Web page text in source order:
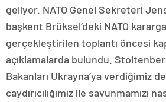
geliyor. NATO Genel Sekreteri
başkent Brüksel’deki NATO
gerçekleştirilen toplantı öncesi
açıklamalarda bulundu.
Bakanları Ukrayna’ya verdiğimiz
caydırıcılığımız ile savunmamızı